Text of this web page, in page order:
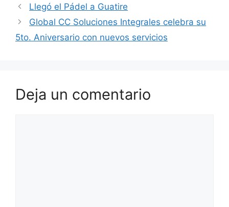
Llegó el Pádel a Guatire
Global CC Soluciones Integrales celebra su
5to. Aniversario con nuevos servicios
Deja un comentario